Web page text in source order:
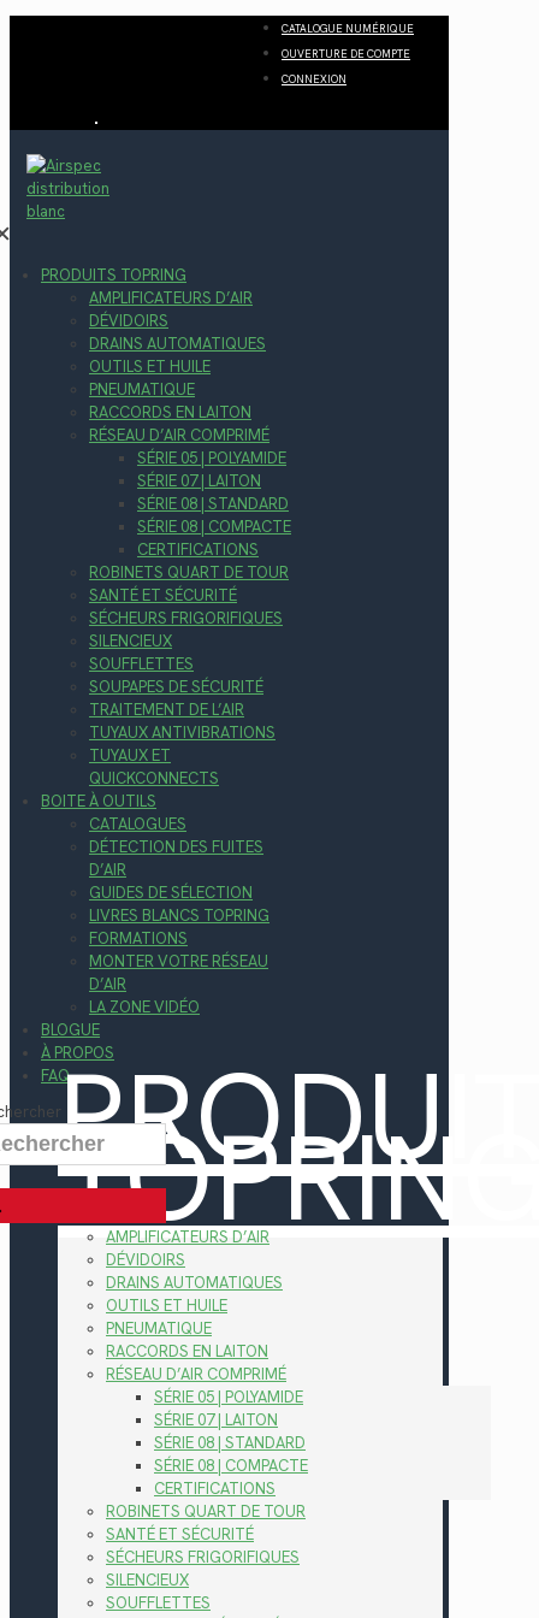
CATALOGUE NUMÉRIQUE
OUVERTURE DE COMPTE
CONNEXION
PRODUITS TOPRING
AMPLIFICATEURS D’AIR
DÉVIDOIRS
DRAINS AUTOMATIQUES
OUTILS ET HUILE
PNEUMATIQUE
RACCORDS EN LAITON
RÉSEAU D’AIR COMPRIMÉ
SÉRIE 05 | POLYAMIDE
SÉRIE 07 | LAITON
SÉRIE 08 | STANDARD
SÉRIE 08 | COMPACTE
CERTIFICATIONS
ROBINETS QUART DE TOUR
SANTÉ ET SÉCURITÉ
SÉCHEURS FRIGORIFIQUES
SILENCIEUX
SOUFFLETTES
SOUPAPES DE SÉCURITÉ
TRAITEMENT DE L’AIR
TUYAUX ANTIVIBRATIONS
TUYAUX ET
QUICKCONNECTS
BOITE À OUTILS
CATALOGUES
DÉTECTION DES FUITES
D’AIR
GUIDES DE SÉLECTION
LIVRES BLANCS TOPRING
FORMATIONS
MONTER VOTRE RÉSEAU
D’AIR
LA ZONE VIDÉO
BLOGUE
À PROPOS
FAQ
AMPLIFICATEURS D’AIR
DÉVIDOIRS
DRAINS AUTOMATIQUES
OUTILS ET HUILE
PNEUMATIQUE
RACCORDS EN LAITON
RÉSEAU D’AIR COMPRIMÉ
SÉRIE 05 | POLYAMIDE
SÉRIE 07 | LAITON
SÉRIE 08 | STANDARD
SÉRIE 08 | COMPACTE
CERTIFICATIONS
ROBINETS QUART DE TOUR
SANTÉ ET SÉCURITÉ
SÉCHEURS FRIGORIFIQUES
SILENCIEUX
SOUFFLETTES